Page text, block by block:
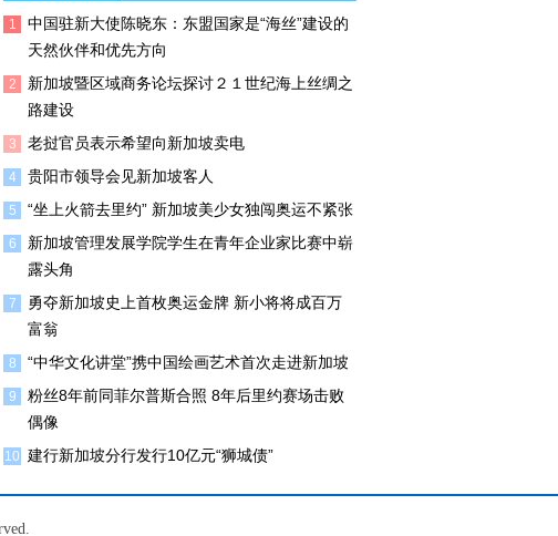
1
中国驻新大使陈晓东：东盟国家是“海丝”建设的
天然伙伴和优先方向
2
新加坡暨区域商务论坛探讨２１世纪海上丝绸之
路建设
3 老挝官员表示希望向新加坡卖电
4 贵阳市领导会见新加坡客人
5 “坐上火箭去里约” 新加坡美少女独闯奥运不紧张
6
新加坡管理发展学院学生在青年企业家比赛中崭
露头角
7
勇夺新加坡史上首枚奥运金牌 新小将将成百万
富翁
8 “中华文化讲堂”携中国绘画艺术首次走进新加坡
9
粉丝8年前同菲尔普斯合照 8年后里约赛场击败
偶像
10 建行新加坡分行发行10亿元“狮城债”